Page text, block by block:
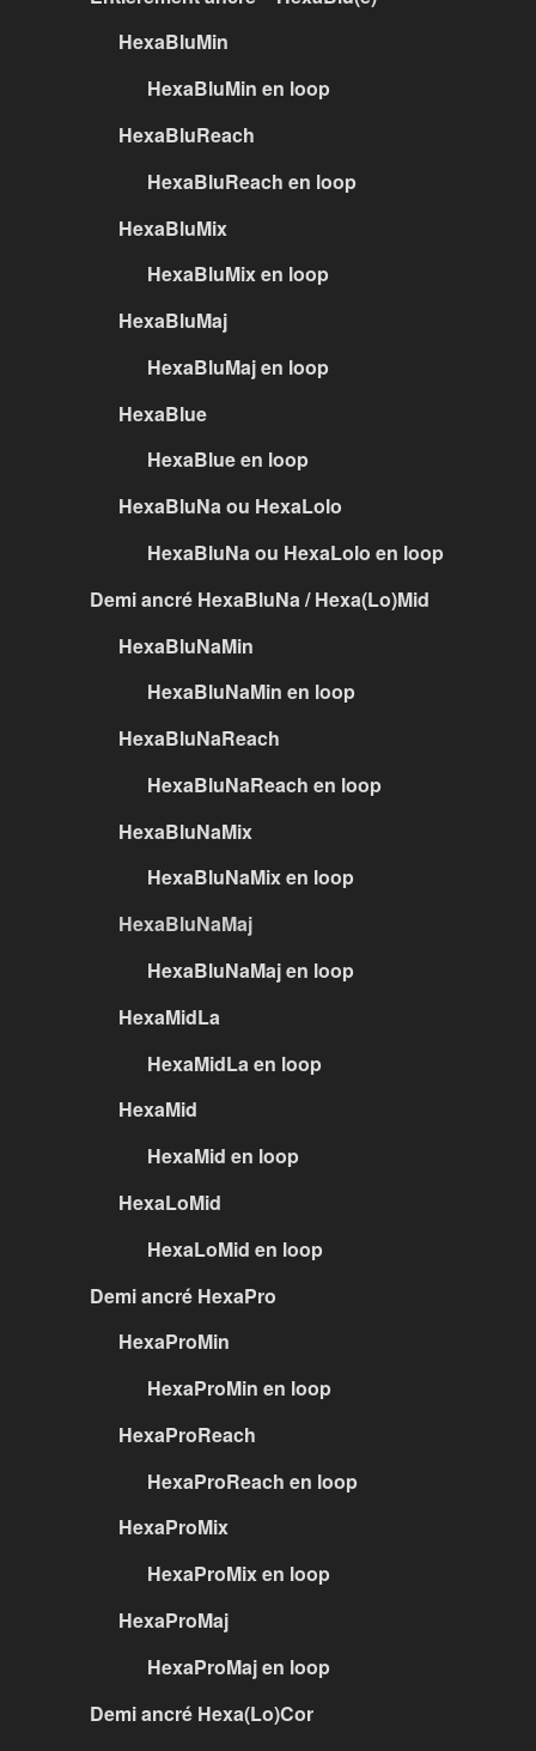
HexaBluMin
HexaBluMin en loop
HexaBluReach
HexaBluReach en loop
HexaBluMix
HexaBluMix en loop
HexaBluMaj
HexaBluMaj en loop
HexaBlue
HexaBlue en loop
HexaBluNa ou HexaLolo
HexaBluNa ou HexaLolo en loop
Demi ancré HexaBluNa / Hexa(Lo)Mid
HexaBluNaMin
HexaBluNaMin en loop
HexaBluNaReach
HexaBluNaReach en loop
HexaBluNaMix
HexaBluNaMix en loop
HexaBluNaMaj
HexaBluNaMaj en loop
HexaMidLa
HexaMidLa en loop
HexaMid
HexaMid en loop
HexaLoMid
HexaLoMid en loop
Demi ancré HexaPro
HexaProMin
HexaProMin en loop
HexaProReach
HexaProReach en loop
HexaProMix
HexaProMix en loop
HexaProMaj
HexaProMaj en loop
Demi ancré Hexa(Lo)Cor